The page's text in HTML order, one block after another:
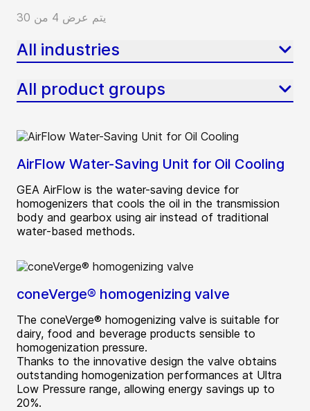
يتم عرض 4 من 30
All industries
All product groups
AirFlow Water-Saving Unit for Oil Cooling
GEA AirFlow is the water-saving device for
homogenizers that cools the oil in the transmission
body and gearbox using air instead of traditional
water‑based methods.
coneVerge® homogenizing valve
The coneVerge® homogenizing valve is suitable for
dairy, food and beverage products sensible to
homogenization pressure.
Thanks to the innovative design the valve obtains
outstanding homogenization performances at Ultra
Low Pressure range, allowing energy savings up to
20%.